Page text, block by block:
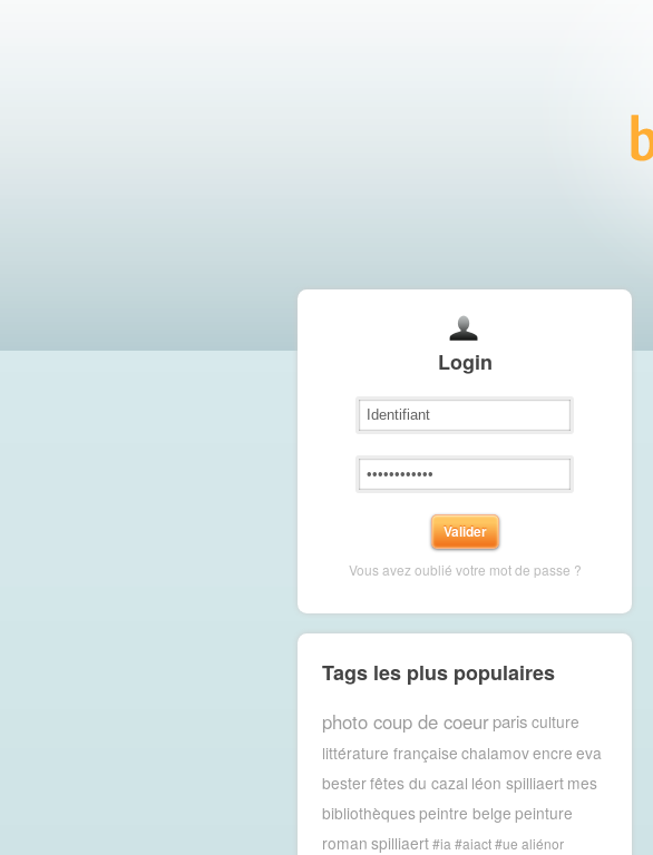
Login
Vous avez oublié votre mot de passe ?
Tags les plus populaires
photo coup de coeur paris culture
littérature française chalamovencre eva
besterfêtes du cazal léon spilliaert mes
bibliothèquespeintre belge peinture
roman spilliaert #ia #aiact #ue aliénor